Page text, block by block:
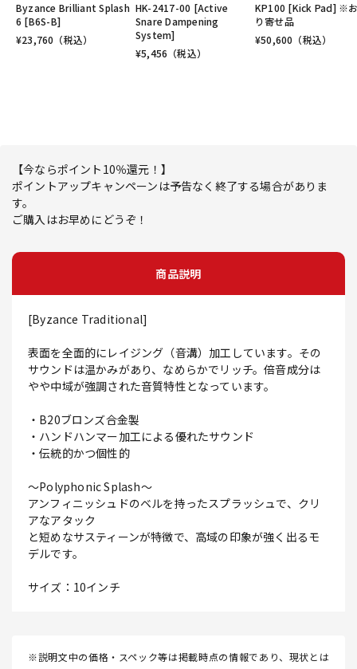
Byzance Brilliant Splash
6 [B6S-B]
¥23,760 （税込）
HK-2417-00 [Active
Snare Dampening
System]
¥5,456 （税込）
KP100 [Kick Pad] ※
り寄せ品
¥50,600 （税込）
【今ならポイント10％還元！】
ポイントアップキャンペーンは予告なく終了する場合がありま
す。
ご購入はお早めにどうぞ！
商品説明
[Byzance Traditional]
表面を全面的にレイジング（音溝）加工しています。その
サウンドは温かみがあり、なめらかでリッチ。倍音成分は
やや中域が強調された音質特性となっています。
・B20ブロンズ合金製
・ハンドハンマー加工による優れたサウンド
・伝統的かつ個性的
～Polyphonic Splash～
アンフィニッシュドのベルを持ったスプラッシュで、クリ
アなアタック
と短めなサスティーンが特徴で、高域の印象が強く出るモ
デルです。
サイズ：10インチ
※説明文中の価格・スペック等は掲載時点の情報であり、現状とは